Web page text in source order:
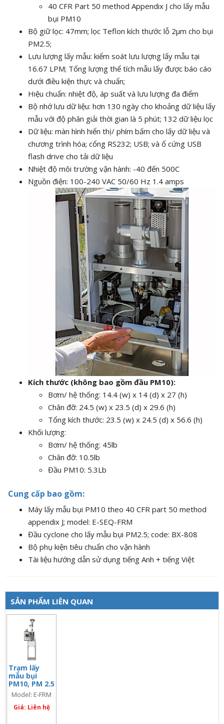
40 CFR Part 50 method Appendix J cho lấy mẫu
bụi PM10
Bộ giữ lọc: 47mm; lọc Teflon kích thước lỗ 2µm cho bụi
PM2.5;
Lưu lượng lấy mẫu: kiểm soát lưu lượng lấy mẫu tại
16.67 LPM; Tổng lượng thể tích mẫu lấy được báo cáo
dưới điều kiện thực và chuẩn;
Hiệu chuẩn: nhiệt độ, áp suất và lưu lượng đa điểm
Bộ nhớ lưu dữ liệu: hơn 130 ngày cho khoảng dữ liệu lấy
mẫu với độ phân giải thời gian là 5 phút; 132 dữ liệu lọc
Dữ liệu: màn hình hiển thị/ phím bấm cho lấy dữ liệu và
chương trình hóa; cổng RS232; USB; và ổ cứng USB
flash drive cho tải dữ liệu
Nhiệt độ môi trường vận hành: -40 đến 500C
Nguồn điện: 100-240 VAC 50/60 Hz 1.4 amps
Kích thước (không bao gồm đầu PM10):
Bơm/ hệ thống: 14.4 (w) x 14 (d) x 27 (h)
Chân đỡ: 24.5 (w) x 23.5 (d) x 29.6 (h)
Tổng kích thước: 23.5 (w) x 24.5 (d) x 56.6 (h)
Khối lượng:
Bơm/ hệ thống: 45lb
Chân đỡ: 10.5lb
Đầu PM10: 5.3Lb
Cung cấp bao gồm:
Máy lấy mẫu bụi PM10 theo 40 CFR part 50 method
appendix J; model: E-SEQ-FRM
Đầu cyclone cho lấy mẫu bụi PM2.5; code: BX-808
Bộ phụ kiện tiêu chuẩn cho vận hành
Tài liệu hướng dẫn sử dụng tiếng Anh + tiếng Việt
SẢN PHẨM LIÊN QUAN
Trạm lấy
mẫu bụi
PM10, PM 2.5
đơn kênh
xách tay,
Model: E-
Model: E-FRM
Giá: Liên hệ